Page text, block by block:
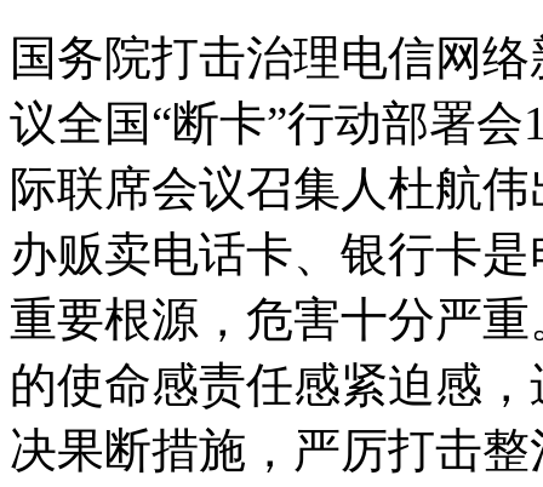
国务院打击治理电信网
议全国“断卡”行动部署
际联席会议召集人杜航
办贩卖电话卡、银行卡
重要根源，危害十分严
的使命感责任感紧迫感
决果断措施，严厉打击